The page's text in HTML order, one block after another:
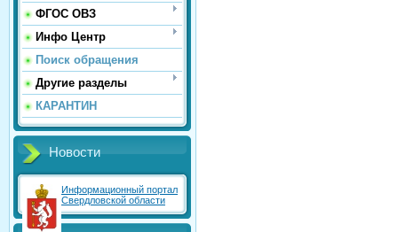
ФГОС ОВЗ
Инфо Центр
Поиск обращения
Другие разделы
КАРАНТИН
Новости
Информационный портал
Свердловской области